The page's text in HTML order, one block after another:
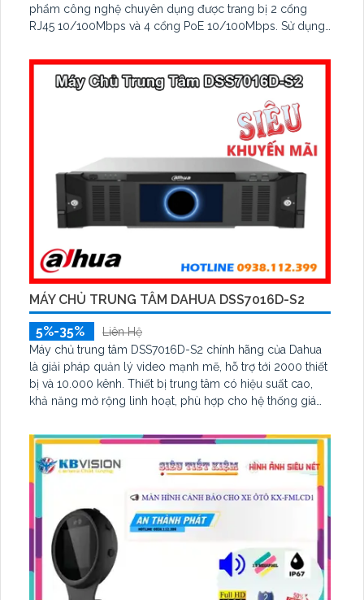
phẩm công nghệ chuyên dụng được trang bị 2 cổng
RJ45 10/100Mbps và 4 cổng PoE 10/100Mbps. Sử dụng
cấp nguồn cho các thiết bị PoE như camera, điểm truy
cập mạng, điện thoại IP.
Với 2 cổng RJ45 10/100Mbps, thiết bị DS-3E1105P-EI/M
có khả năng kết nối mạng nhanh chóng và ổn định
MÁY CHỦ TRUNG TÂM DAHUA DSS7016D-S2
5%-35%
Liên Hệ
Máy chủ trung tâm DSS7016D-S2 chính hãng của Dahua
là giải pháp quản lý video mạnh mẽ, hỗ trợ tới 2000 thiết
bị và 10.000 kênh. Thiết bị trung tâm có hiệu suất cao,
khả năng mở rộng linh hoạt, phù hợp cho hệ thống giám
cao, DSS7016D-S2 đảm bảo vận hành ổn định cho các